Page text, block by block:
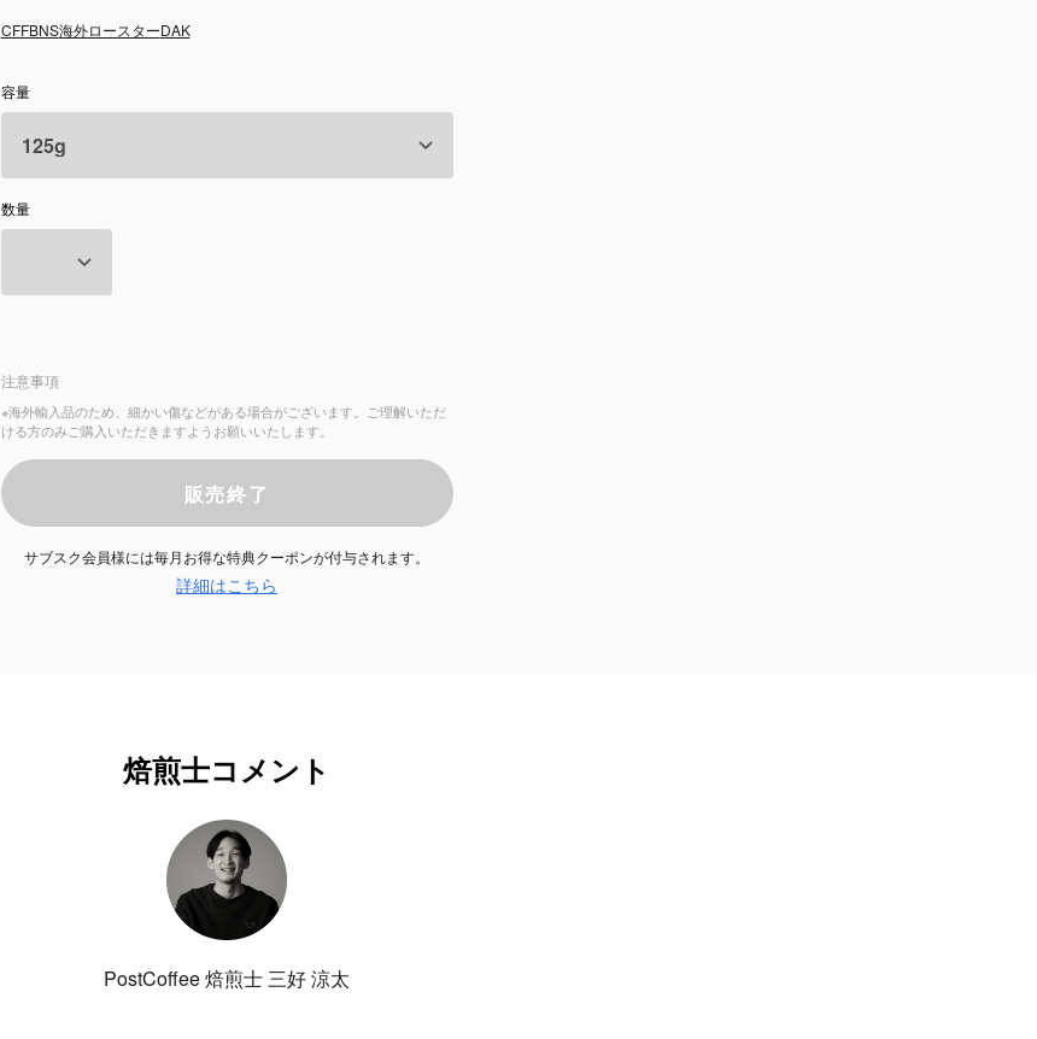
CFFBNS海外ロースターDAK
容量
数量
注意事項
※海外輸入品のため、細かい傷などがある場合がございます。ご理解いただ
ける方のみご購入いただきますようお願いいたします。
販売終了
サブスク会員様には毎月お得な特典クーポンが付与されます。
詳細はこちら
焙煎士コメント
PostCoffee 焙煎士 三好 涼太